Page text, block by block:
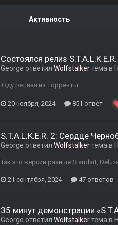
Активность
Состоялся релиз
George ответил Wolfstalkerтема в
Жду релиза на торренты
20 ноября, 2024 851 ответ
S.T.A.L.K.E.R. 2: Сердце
George ответил Wolfstalkerтема в
Так это версии разные Standart,
21 сентября, 2024 47 ответов
35 минут демонстрации
George ответил Wolfstalkerтема в